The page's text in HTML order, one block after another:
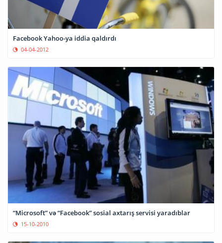
Facebook Yahoo-ya iddia qaldırdı
04-04-2012
“Microsoft” və “Facebook” sosial axtarış servisi yaradıblar
15-10-2010